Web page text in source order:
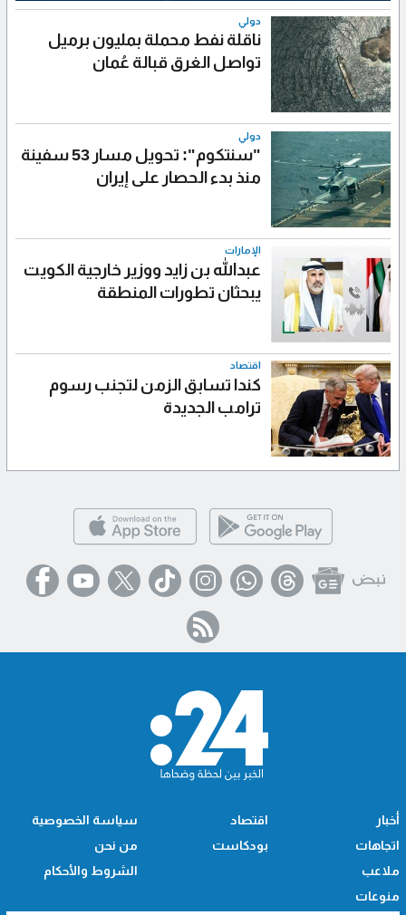
دولي
ناقلة نفط محملة بمليون برميل
تواصل الغرق قبالة عُمان
دولي
"سنتكوم": تحويل مسار 53 سفينة
منذ بدء الحصار على إيران
الإمارات
عبدالله بن زايد ووزير خارجية الكويت
يبحثان تطورات المنطقة
اقتصاد
كندا تسابق الزمن لتجنب رسوم
ترامب الجديدة
أخبار
اتجاهات
ملاعب
منوعات
اقتصاد
بودكاست
سياسة الخصوصية
من نحن
الشروط والأحكام